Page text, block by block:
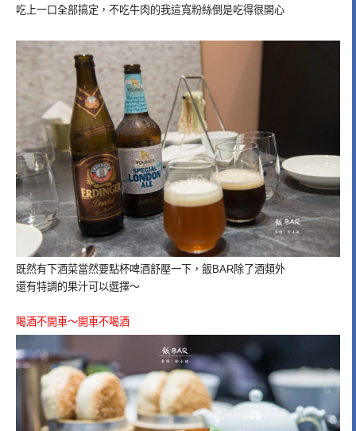
吃上一口全部搞定，不吃牛肉的我這寬粉絲倒是吃得很開心
既然有下酒菜當然要點杯啤酒舒壓一下，飯BAR除了酒類外
還有特調的果汁可以選擇～
喝酒不開車～開車不喝酒